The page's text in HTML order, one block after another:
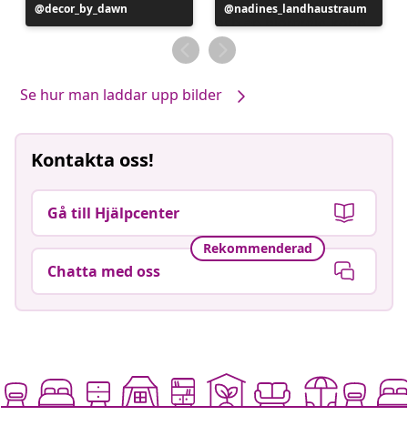
Inlägg
publicerat
decor_by_dawn
Inlägg
publicerat
av
nadines_landhaustraum
Se hur man laddar upp bilder
Kontakta oss!
Gå till Hjälpcenter
Rekommenderad
Chatta med oss